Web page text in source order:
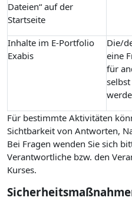
Dateien“ auf der
Startseite
Inhalte im E-Portfolio
Exabis
Die/
eine
für
Für bestimmte Aktivitäten
Sichtbarkeit von Antworten,
Bei Fragen wenden Sie sich
Verantwortliche bzw. den
Kurses.